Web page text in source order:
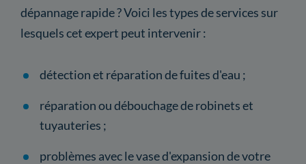
dépannage rapide ? Voici les types de services sur
lesquels cet expert peut intervenir :
détection et réparation de fuites d'eau ;
réparation ou débouchage de robinets et
tuyauteries ;
problèmes avec le vase d'expansion de votre